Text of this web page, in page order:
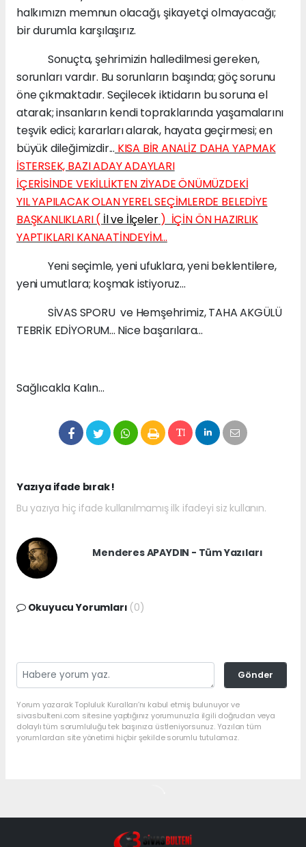
halkımızn memnun olacağı, şikayetçi olmayacağı;
bir durumla karşılaşırız.
Sonuçta, şehrimizin halledilmesi gereken,
sorunları vardır. Bu sorunların başında; göç sorunu
öne çıkmaktadır. Seçilecek iktidarın bu soruna el
atarak; insanların kendi topraklarında yaşamalarını
teşvik edici; kararları alarak, hayata geçirmesi; en
büyük dileğimizdir... KISA BİR ANALİZ DAHA YAPMAK
İSTERSEK, BAZI ADAY ADAYLARI
İÇERİSİNDE VEKİLLİKTEN ZİYADE ÖNÜMÜZDEKİ
YIL YAPILACAK OLAN YEREL SEÇİMLERDE BELEDİYE
BAŞKANLIKLARI ( İl ve İlçeler) İÇİN ÖN HAZIRLIK
YAPTIKLARI KANAATİNDEYİM...
Yeni seçimle, yeni ufuklara, yeni beklentilere,
yeni umutlara; koşmak istiyoruz...
SİVAS SPORU ve Hemşehrimiz, TAHA AKGÜLÜ
TEBRİK EDİYORUM... Nice başarılara...
Sağlıcakla Kalın...
Yazıya ifade bırak !
Bu yazıya hiç ifade kullanılmamış ilk ifadeyi siz kullanın.
Menderes APAYDIN - Tüm Yazıları
Okuyucu Yorumları (0)
Gönder
Yorum yazarak Topluluk Kuralları’nı kabul etmiş bulunuyor ve
sivasbulteni.com sitesine yaptığınız yorumunuzla ilgili doğrudan veya
dolaylı tüm sorumluluğu tek başınıza üstleniyorsunuz. Yazılan tüm
yorumlardan site yönetimi hiçbir şekilde sorumlu tutulamaz.